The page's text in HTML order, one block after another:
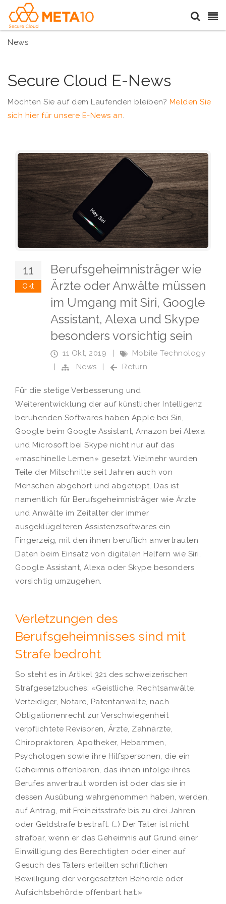
News
Secure Cloud E-News
Möchten Sie auf dem Laufenden bleiben? Melden Sie
sich hier für unsere E-News an.
11
Okt
Berufsgeheimnisträger wie
Ärzte oder Anwälte müssen
im Umgang mit Siri, Google
Assistant, Alexa und Skype
besonders vorsichtig sein
11 Okt, 2019 |
Mobile Technology
|
News | Return
Für die stetige Verbesserung und
Weiterentwicklung der auf künstlicher Intelligenz
beruhenden Softwares haben Apple bei Siri,
Google beim Google Assistant, Amazon bei Alexa
und Microsoft bei Skype nicht nur auf das
«maschinelle Lernen» gesetzt. Vielmehr wurden
Teile der Mitschnitte seit Jahren auch von
Menschen abgehört und abgetippt. Das ist
namentlich für Berufsgeheimnisträger wie Ärzte
und Anwälte im Zeitalter der immer
ausgeklügelteren Assistenzsoftwares ein
Fingerzeig, mit den ihnen beruflich anvertrauten
Daten beim Einsatz von digitalen Helfern wie Siri,
Google Assistant, Alexa oder Skype besonders
vorsichtig umzugehen.
Verletzungen des
Berufsgeheimnisses sind mit
Strafe bedroht
So steht es in Artikel 321 des schweizerischen
Strafgesetzbuches: «Geistliche, Rechtsanwälte,
Verteidiger, Notare, Patentanwälte, nach
Obligationenrecht zur Verschwiegenheit
verpflichtete Revisoren, Ärzte, Zahnärzte,
Chiropraktoren, Apotheker, Hebammen,
Psychologen sowie ihre Hilfspersonen, die ein
Geheimnis offenbaren, das ihnen infolge ihres
Berufes anvertraut worden ist oder das sie in
dessen Ausübung wahrgenommen haben, werden,
auf Antrag, mit Freiheitsstrafe bis zu drei Jahren
oder Geldstrafe bestraft. (…) Der Täter ist nicht
strafbar, wenn er das Geheimnis auf Grund einer
Einwilligung des Berechtigten oder einer auf
Gesuch des Täters erteilten schriftlichen
Bewilligung der vorgesetzten Behörde oder
Aufsichtsbehörde offenbart hat.»